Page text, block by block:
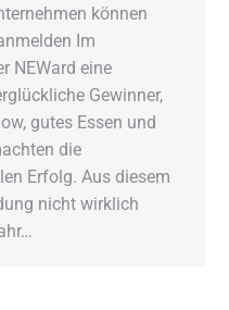
können
Im
NEWard eine
Gewinner,
gutes Essen und
die
Erfolg. Aus diesem
nicht wirklich